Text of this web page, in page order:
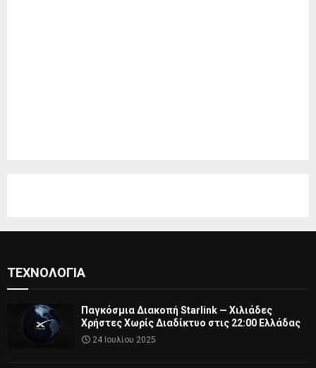
ΤΕΧΝΟΛΟΓΊΑ
Παγκόσμια Διακοπή Starlink — Χιλιάδες
Χρήστες Χωρίς Διαδίκτυο στις 22:00 Ελλάδας
24 Ιουλίου 2025